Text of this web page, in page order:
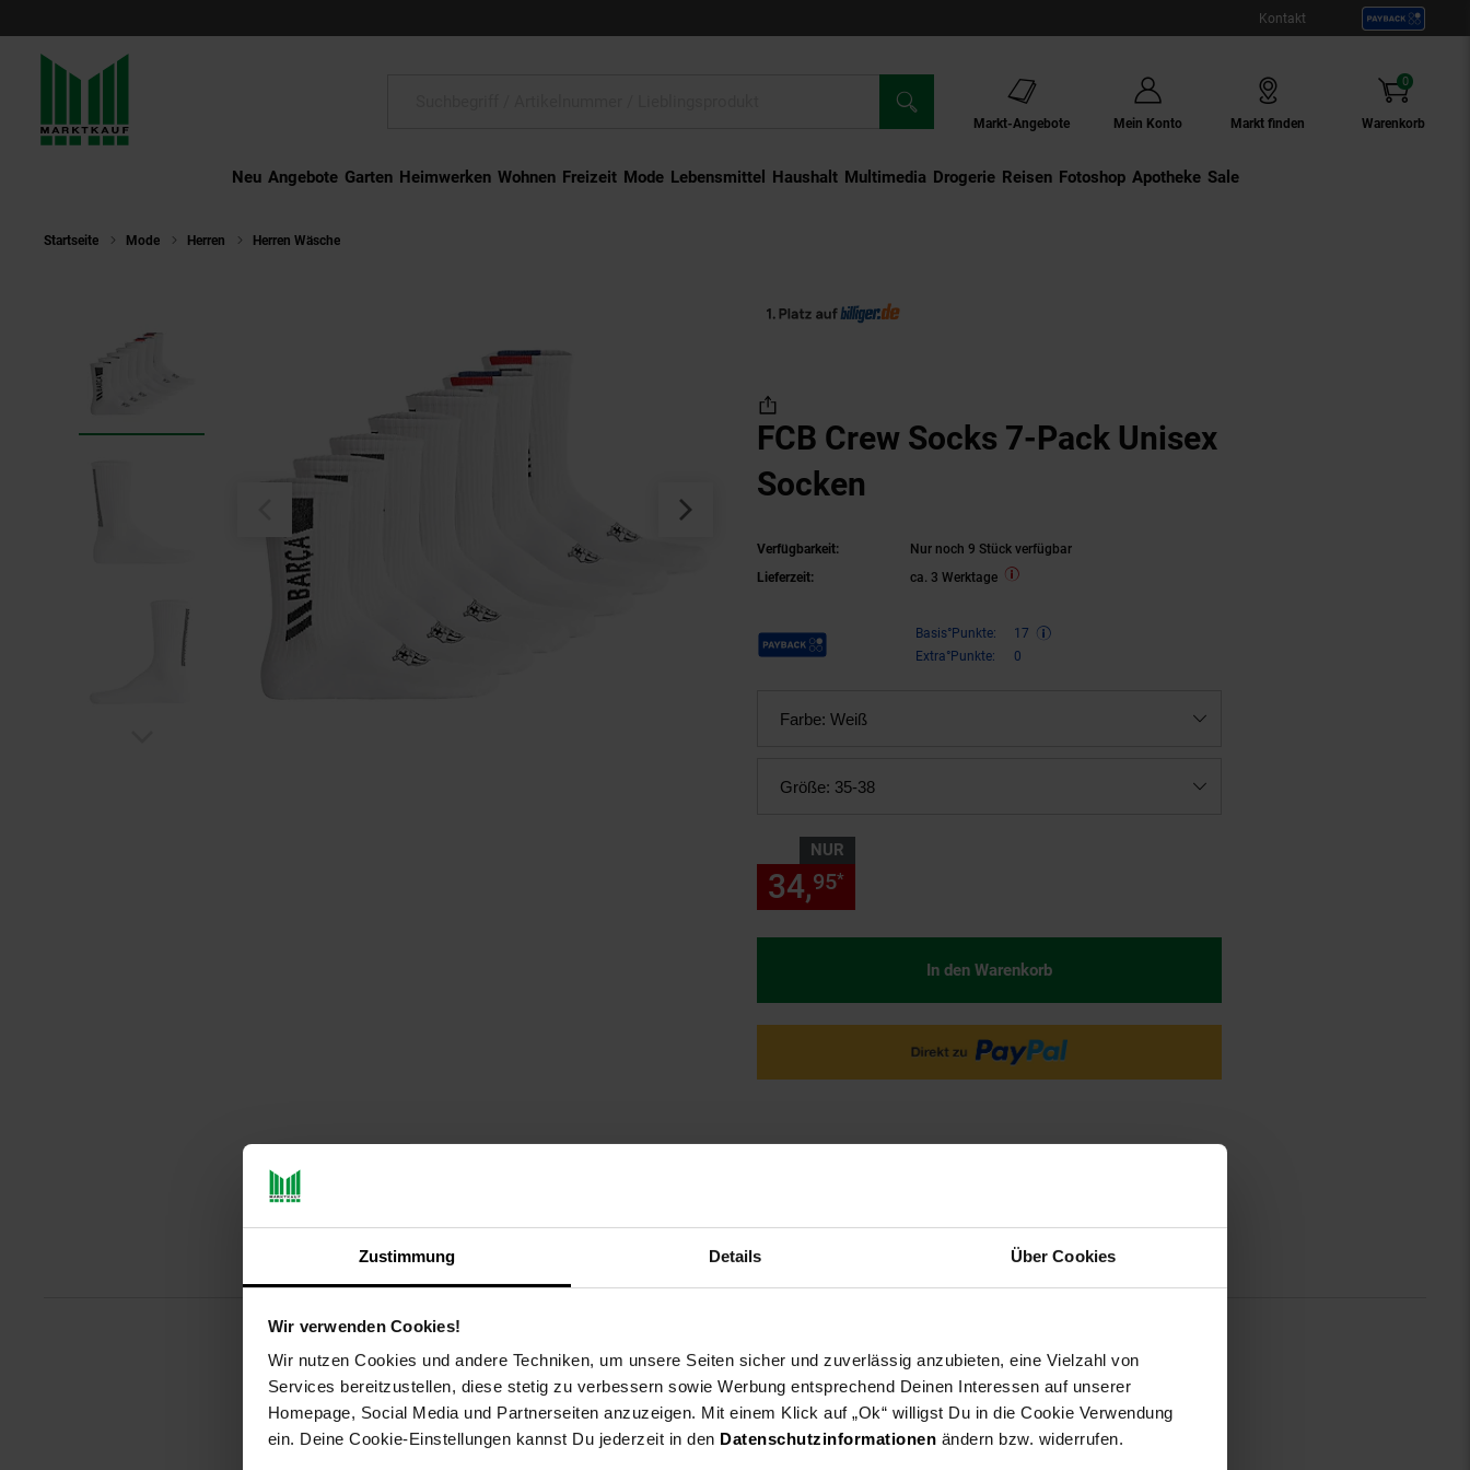
Zustimmung Details Über Cookies
Wir verwenden Cookies!
Wir nutzen Cookies und andere Techniken, um unsere Seiten sicher und zuverlässig anzubieten, eine Vielzahl von
Services bereitzustellen, diese stetig zu verbessern sowie Werbung entsprechend Deinen Interessen auf unserer
Homepage, Social Media und Partnerseiten anzuzeigen. Mit einem Klick auf „Ok“ willigst Du in die Cookie Verwendung
ein. Deine Cookie-Einstellungen kannst Du jederzeit in den Datenschutzinformationen ändern bzw. widerrufen.
Kontakt
Markt-Angebote Mein Konto Markt finden Warenkorb
0
Artikel
Neu Angebote Garten Heimwerken Wohnen Freizeit Mode Lebensmittel Haushalt Multimedia Drogerie Externer Link:
Reisen Externer Link:
Fotoshop Externer Link:
Apotheke Sale
Startseite Mode Herren Herren Wäsche
FCB Crew Socks 7-Pack Unisex
Socken
Verfügbarkeit:
Nur noch 9 Stück verfügbar
Lieferzeit:
ca. 3 Werktage
Payback Punkte Basis°Punkte:
17
Extra°Punkte:
0
Farbe: Weiß
Größe: 35-38
NUR
34,95*
In den Warenkorb
Produktbeschreibung Versandinformationen Herstellerinformationen
FC Barcelona Unisex Tennis Socken im praktischen 7er Pack. Einfarbige Socken mit unterschiedlichen eingewebten Logos.
Angenehm weiche Materialmischung.
Gewählte Variante: